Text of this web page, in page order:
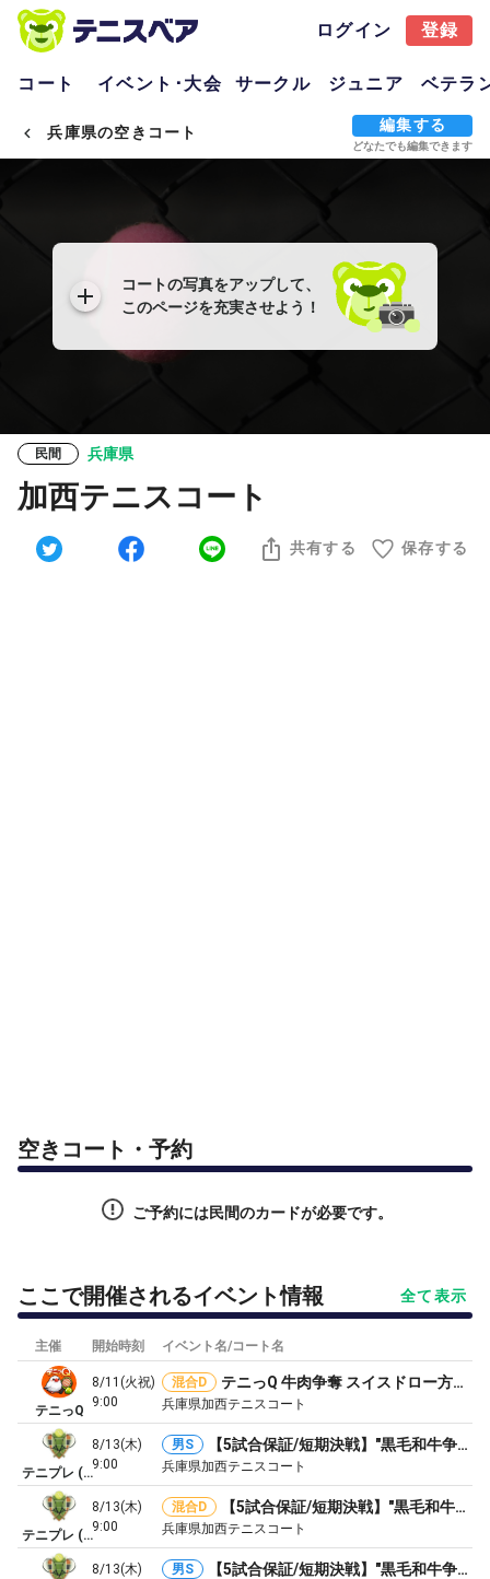
ログイン 登録
コート イベント･大会 サークル ジュニア ベテラ
兵庫県の空きコート 編集する
どなたでも編集できます
コートの写真をアップして、
このページを充実させよう！
民間 兵庫県
加西テニスコート
共有する 保存する
空きコート・予約
ご予約には民間のカードが必要です。
ここで開催されるイベント情報 全て表示
主催 開始時刻 イベント名/コート名
テニっQ
8/11(火祝)
9:00
混合D テニっQ 牛肉争奪 スイスドロー方式ビギナー級ミックスダブルス硬式テニス大会
兵庫県加西テニスコート
テニプレ (テニスプレミアム)
8/13(木)
9:00
男S 【5試合保証/短期決戦】"黒毛和牛争奪戦！"中上級 男子シングルス 兵庫加西大会
兵庫県加西テニスコート
テニプレ (テニスプレミアム)
8/13(木)
9:00
混合D 【5試合保証/短期決戦】"黒毛和牛争奪戦！"初中級 MIXダブルス 兵庫加西大会
兵庫県加西テニスコート
8/13(木)
男S 【5試合保証/短期決戦】"黒毛和牛争奪戦！"初中級 男子シングルス 兵庫加西大会